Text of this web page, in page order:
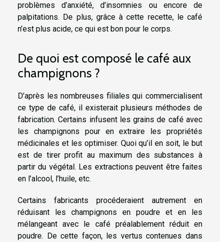
problèmes d’anxiété, d’insomnies ou encore de
palpitations. De plus, grâce à cette recette, le café
n’est plus acide, ce qui est bon pour le corps.
De quoi est composé le café aux
champignons ?
D’après les nombreuses filiales qui commercialisent
ce type de café, il existerait plusieurs méthodes de
fabrication. Certains infusent les grains de café avec
les champignons pour en extraire les propriétés
médicinales et les optimiser. Quoi qu’il en soit, le but
est de tirer profit au maximum des substances à
partir du végétal. Les extractions peuvent être faites
en l’alcool, l’huile, etc.
Certains fabricants procéderaient autrement en
réduisant les champignons en poudre et en les
mélangeant avec le café préalablement réduit en
poudre. De cette façon, les vertus contenues dans